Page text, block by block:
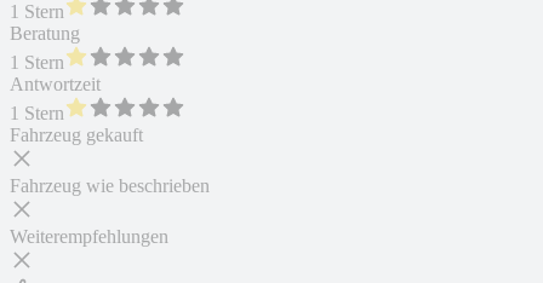
1 Stern
Beratung
1 Stern
Antwortzeit
1 Stern
Fahrzeug gekauft
Fahrzeug wie beschrieben
Weiterempfehlungen